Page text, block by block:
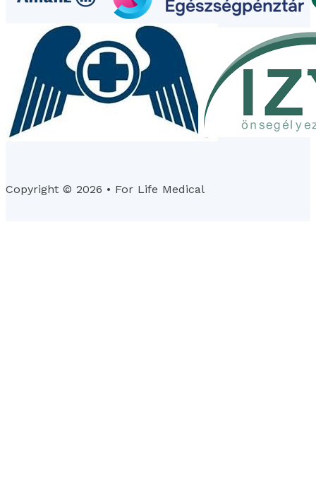
Copyright © 2026 • For Life Medical